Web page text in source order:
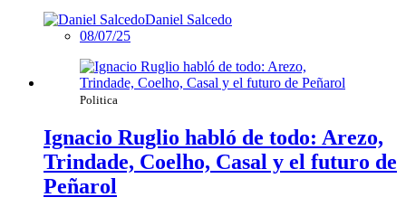
Daniel Salcedo
08/07/25
Politica
Ignacio Ruglio habló de todo: Arezo,
Trindade, Coelho, Casal y el futuro de
Peñarol